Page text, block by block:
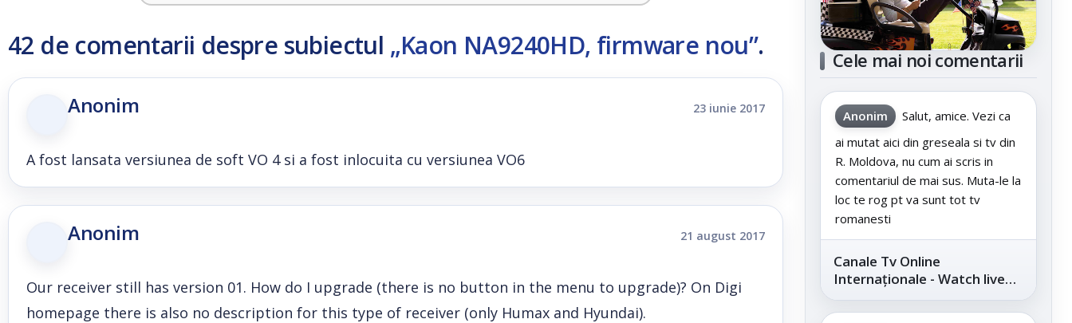
42 de comentarii despre subiectul „Kaon NA9240HD, firmware nou”.
Anonim 23 iunie 2017
A fost lansata versiunea de soft VO 4 si a fost inlocuita cu versiunea VO6
Anonim 21 august 2017
Our receiver still has version 01. How do I upgrade (there is no button in the menu to upgrade)? On Digi
homepage there is also no description for this type of receiver (only Humax and Hyundai).
Cele mai noi comentarii
Anonim
Salut, amice. Vezi ca
ai mutat aici din greseala si tv din
R. Moldova, nu cum ai scris in
comentariul de mai sus. Muta-le la
loc te rog pt va sunt tot tv
romanesti
Canale Tv Online
Internaționale - Watch live
channels legally